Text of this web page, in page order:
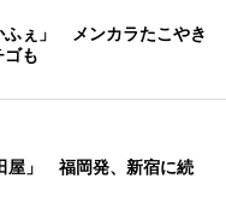
ふぇ」 メンカラたこやき
ゴも
屋」 福岡発、新宿に続